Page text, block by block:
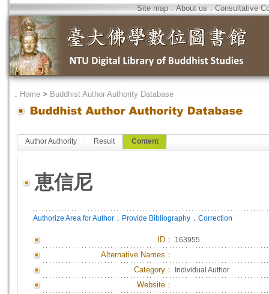
Site map．About us．Consultative
． Home > Buddhist Author Authority Database
Author Authority Result Content
恵信尼
Authorize Area for Author ． Provide Bibliography ． Correction
ID ： 163955
Alternative Names：
Category：
Individual Author
Website：